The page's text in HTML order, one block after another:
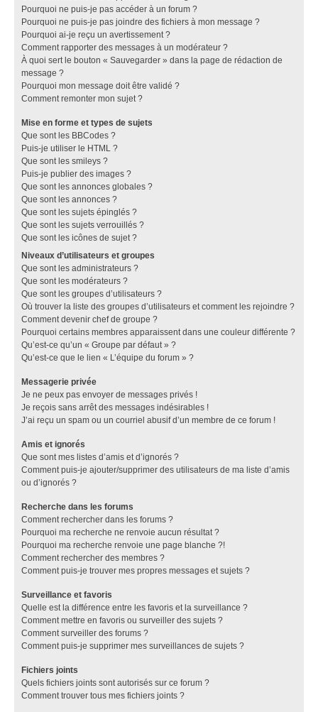
Pourquoi ne puis-je pas accéder à un forum ?
Pourquoi ne puis-je pas joindre des fichiers à mon message ?
Pourquoi ai-je reçu un avertissement ?
Comment rapporter des messages à un modérateur ?
À quoi sert le bouton « Sauvegarder » dans la page de rédaction de
message ?
Pourquoi mon message doit être validé ?
Comment remonter mon sujet ?
Mise en forme et types de sujets
Que sont les BBCodes ?
Puis-je utiliser le HTML ?
Que sont les smileys ?
Puis-je publier des images ?
Que sont les annonces globales ?
Que sont les annonces ?
Que sont les sujets épinglés ?
Que sont les sujets verrouillés ?
Que sont les icônes de sujet ?
Niveaux d’utilisateurs et groupes
Que sont les administrateurs ?
Que sont les modérateurs ?
Que sont les groupes d’utilisateurs ?
Où trouver la liste des groupes d’utilisateurs et comment les rejoindre ?
Comment devenir chef de groupe ?
Pourquoi certains membres apparaissent dans une couleur différente ?
Qu’est-ce qu’un « Groupe par défaut » ?
Qu’est-ce que le lien « L’équipe du forum » ?
Messagerie privée
Je ne peux pas envoyer de messages privés !
Je reçois sans arrêt des messages indésirables !
J’ai reçu un spam ou un courriel abusif d’un membre de ce forum !
Amis et ignorés
Que sont mes listes d’amis et d’ignorés ?
Comment puis-je ajouter/supprimer des utilisateurs de ma liste d’amis
ou d’ignorés ?
Recherche dans les forums
Comment rechercher dans les forums ?
Pourquoi ma recherche ne renvoie aucun résultat ?
Pourquoi ma recherche renvoie une page blanche ?!
Comment rechercher des membres ?
Comment puis-je trouver mes propres messages et sujets ?
Surveillance et favoris
Quelle est la différence entre les favoris et la surveillance ?
Comment mettre en favoris ou surveiller des sujets ?
Comment surveiller des forums ?
Comment puis-je supprimer mes surveillances de sujets ?
Fichiers joints
Quels fichiers joints sont autorisés sur ce forum ?
Comment trouver tous mes fichiers joints ?